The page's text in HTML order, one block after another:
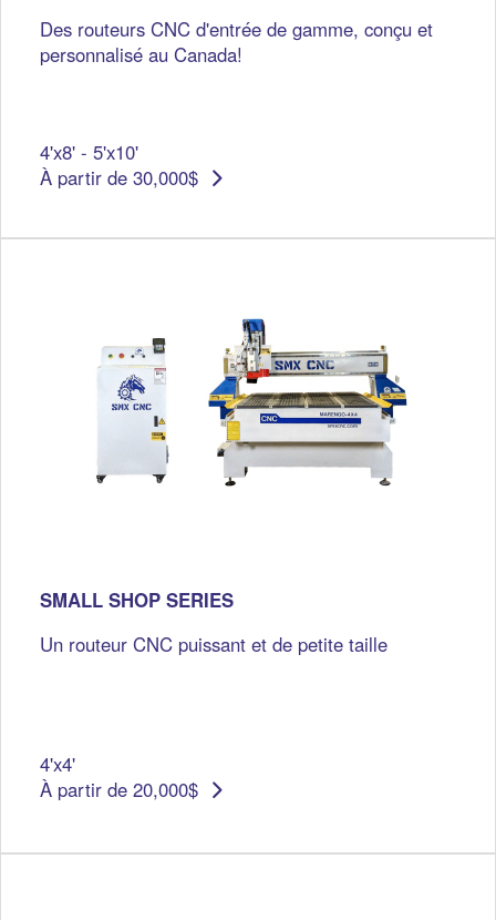
Des routeurs CNC d'entrée de gamme, conçu et
personnalisé au Canada!
4'x8' - 5'x10'
À partir de 30,000$
SMALL SHOP SERIES
Un routeur CNC puissant et de petite taille
4'x4'
À partir de 20,000$